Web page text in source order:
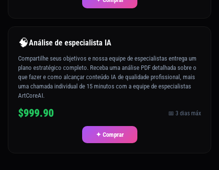
🧠Análise de especialista IA
Compartilhe seus objetivos e nossa equipe de especialistas entrega um
plano estratégico completo. Receba uma análise PDF detalhada sobre o
que fazer e como alcançar conteúdo IA de qualidade profissional, mais
uma chamada individual de 15 minutos com a equipe de especialistas
ArtCoreAI.
$999.90 📅 3 dias máx
✦ Comprar